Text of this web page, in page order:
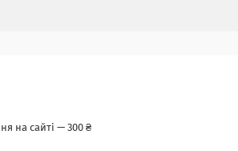
на сайті — 300 ₴